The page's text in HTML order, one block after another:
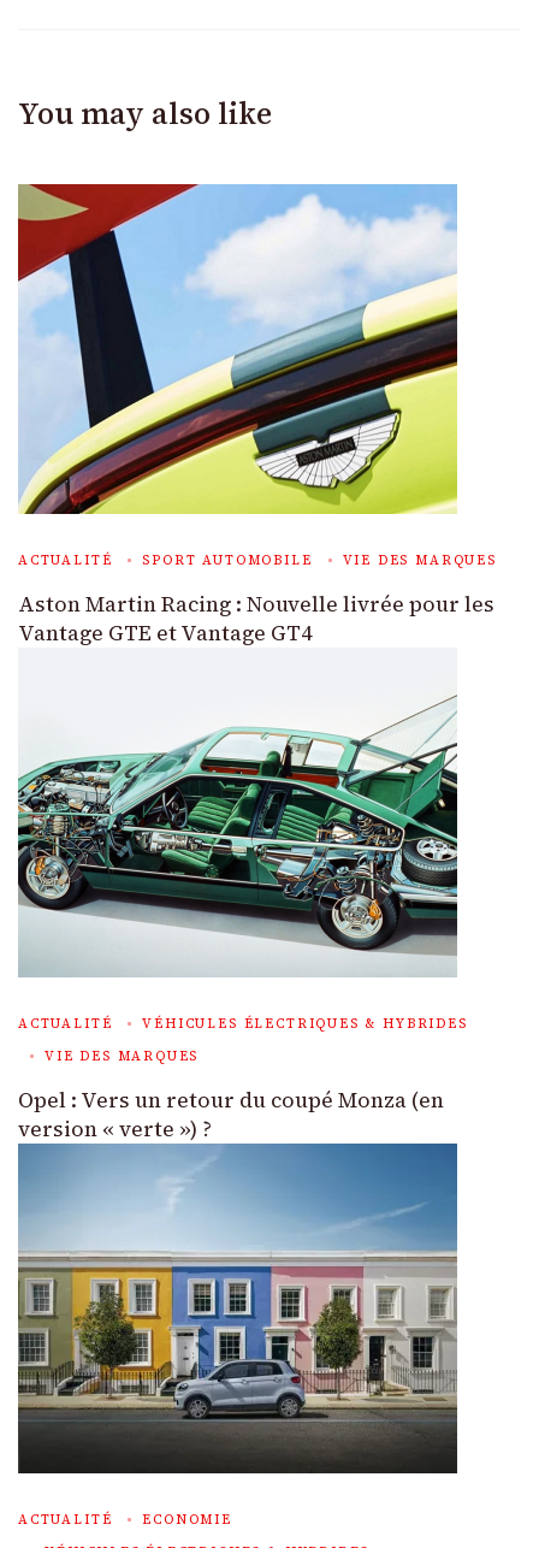
You may also like
ACTUALITÉ SPORT AUTOMOBILE VIE DES MARQUES
Aston Martin Racing : Nouvelle livrée pour les
Vantage GTE et Vantage GT4
ACTUALITÉ
VÉHICULES ÉLECTRIQUES & HYBRIDES
VIE DES MARQUES
Opel : Vers un retour du coupé Monza (en
version « verte ») ?
ACTUALITÉ
ECONOMIE